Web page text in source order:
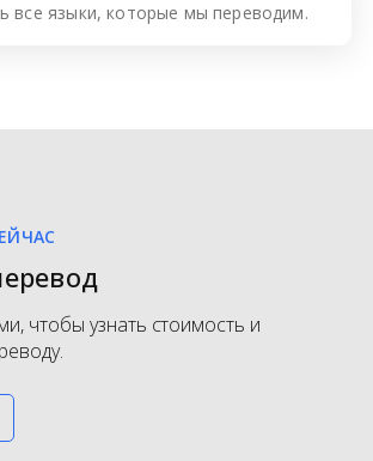
всеязыки, которые мы переводим.
чтобы узнать стоимость и